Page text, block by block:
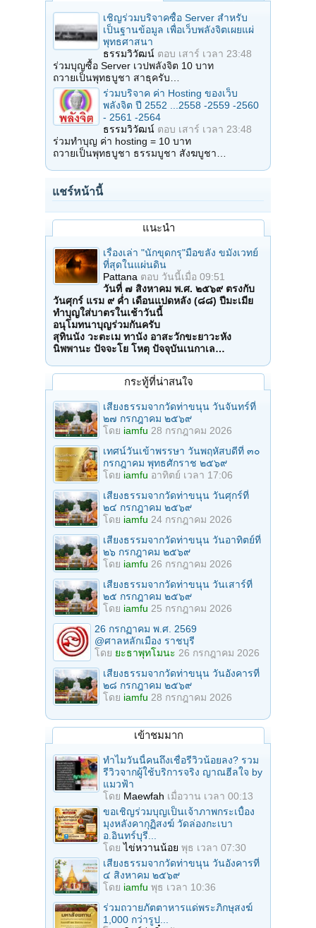
เชิญร่วมบริจาคซื้อ Server สำหรับ
เป็นฐานข้อมูล เพื่อเว็บพลังจิตเผยแผ่
พุทธศาสนา
ธรรมวิวัฒน์ ตอบ เสาร์ เวลา 23:48
ร่วมบุญซื้อ Server เวปพลังจิต 10 บาท
ถวายเป็นพุทธบูชา สาธุครับ…
ร่วมบริจาค ค่า Hosting ของเว็บ
พลังจิต ปี 2552 ...2558 -2559 -2560
- 2561 -2564
ธรรมวิวัฒน์ ตอบ เสาร์ เวลา 23:48
ร่วมทำบุญ ค่า hosting = 10 บาท
ถวายเป็นพุทธบูชา ธรรมบูชา สังฆบูชา…
แชร์หน้านี้
แนะนำ
เรื่องเล่า "นักขุดกรุ"มือขลัง ขมังเวทย์
ที่สุดในแผ่นดิน
Pattana ตอบ วันนี้เมื่อ 09:51
วันที่ ๗ สิงหาคม พ.ศ. ๒๕๖๙ ตรงกับ
วันศุกร์ แรม ๙ ค่ำ เดือนแปดหลัง (๘๘) ปีมะเมีย
ทำบุญใส่บาตรในเช้าวันนี้
อนุโมทนาบุญร่วมกันครับ
สุทินนัง วะตะเม ทานัง อาสะวักขะยาวะหัง
นิพพานะ ปัจจะโย โหตุ ปัจจุบันเนกาเล…
กระทู้ที่น่าสนใจ
เสียงธรรมจากวัดท่าขนุน วันจันทร์ที่
๒๗ กรกฎาคม ๒๕๖๙
โดย iamfu 28 กรกฎาคม 2026
เทศน์วันเข้าพรรษา วันพฤหัสบดีที่ ๓๐
กรกฎาคม พุทธศักราช ๒๕๖๙
โดย iamfu อาทิตย์ เวลา 17:06
เสียงธรรมจากวัดท่าขนุน วันศุกร์ที่
๒๔ กรกฎาคม ๒๕๖๙
โดย iamfu 24 กรกฎาคม 2026
เสียงธรรมจากวัดท่าขนุน วันอาทิตย์ที่
๒๖ กรกฎาคม ๒๕๖๙
โดย iamfu 26 กรกฎาคม 2026
เสียงธรรมจากวัดท่าขนุน วันเสาร์ที่
๒๕ กรกฎาคม ๒๕๖๙
โดย iamfu 25 กรกฎาคม 2026
26 กรกฏาคม พ.ศ. 2569
@ศาลหลักเมือง ราชบุรี
โดย ยะธาพุทโมนะ 26 กรกฎาคม 2026
เสียงธรรมจากวัดท่าขนุน วันอังคารที่
๒๘ กรกฎาคม ๒๕๖๙
โดย iamfu 28 กรกฎาคม 2026
เข้าชมมาก
ทำไมวันนี้คนถึงเชื่อรีวิวน้อยลง? รวม
รีวิวจากผู้ใช้บริการจริง ญาณฮีลใจ by
แมวฟ้า
โดย Maewfah เมื่อวาน เวลา 00:13
ขอเชิญร่วมบุญเป็นเจ้าภาพกระเบื้อง
มุงหลังคากุฏิสงฆ์ วัดล่องกะเบา
อ.อินทร์บุรี...
โดยไข่หวานน้อย พุธ เวลา 07:30
เสียงธรรมจากวัดท่าขนุน วันอังคารที่
๔ สิงหาคม ๒๕๖๙
โดย iamfu พุธ เวลา 10:36
ร่วมถวายภัตตาหารแด่พระภิกษุสงฆ์
1,000 กว่ารูป...